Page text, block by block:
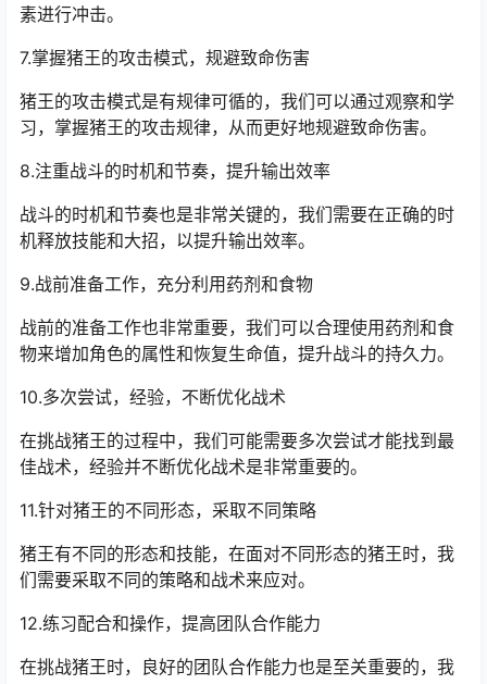
素进行冲击。
7.掌握猪王的攻击模式，规避致命伤害
猪王的攻击模式是有规律可循的，我们可以通过观察和学
习，掌握猪王的攻击规律，从而更好地规避致命伤害。
8.注重战斗的时机和节奏，提升输出效率
战斗的时机和节奏也是非常关键的，我们需要在正确的时
机释放技能和大招，以提升输出效率。
9.战前准备工作，充分利用药剂和食物
战前的准备工作也非常重要，我们可以合理使用药剂和食
物来增加角色的属性和恢复生命值，提升战斗的持久力。
10.多次尝试，经验，不断优化战术
在挑战猪王的过程中，我们可能需要多次尝试才能找到最
佳战术，经验并不断优化战术是非常重要的。
11.针对猪王的不同形态，采取不同策略
猪王有不同的形态和技能，在面对不同形态的猪王时，我
们需要采取不同的策略和战术来应对。
12.练习配合和操作，提高团队合作能力
在挑战猪王时，良好的团队合作能力也是至关重要的，我